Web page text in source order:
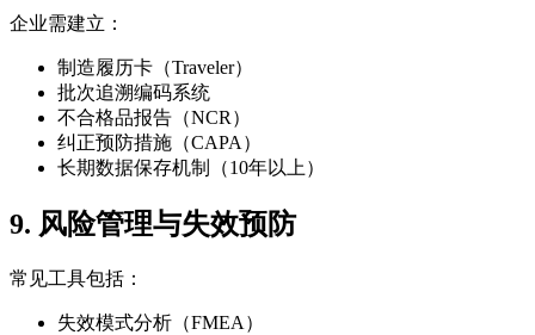
企业需建立：
制造履历卡（Traveler）
批次追溯编码系统
不合格品报告（NCR）
纠正预防措施（CAPA）
长期数据保存机制（10年以上）
9. 风险管理与失效预防
常见工具包括：
失效模式分析（FMEA）